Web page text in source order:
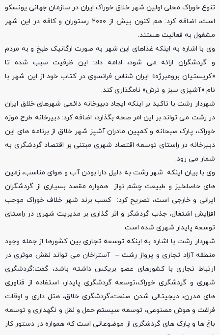
تنوع خوراک محلی اولین شهر خلاق خوراک ایران در سازمان جهانی یونسکو
است، اضافه کرد: هم اکنون بیش از ۲۰۰۰ رستوران و کافه در این شهر
مشغول به فعالیت هستند.
وی با اشاره به اینکه غذاهای این شهر به صورت ارگانیک طبخ و به مردم
و گردشگران ارائه می شود، ادامه داد: این ظرفیت سبب شده تا
«کریستیان برومبرژه» ایران شناس فرانسوی در کتاب خود از این شهر با
نام «آشپزی سبز و ترش» نامگذاری کند.
شهردار رشت با تاکید بر اینکه ایجاد دبیرخانه دائمی شهرهای خلاق ایران
در رشت می تواند بر این امر صحه بگذارد، اضافه کرد: دبیرخانه طرح موزه
خوراک، پارک صبحانه و کمپین مادران آشپز شهر خلاق از برنامه های این
دبیرخانه در راستای توسعه اقتصاد شهری مبتنی بر اقتصاد گردشگری به
شمار می رود.
وی با بیان اینکه شهر رشت به دلیل دارا بودن آب و هوای مناسب، زمین
های حاصلخیز و طبیعت چشم نواز همواره مقصد بسیاری از گردشگران
ایرانی و خارجی است، تصریح کرد: کسب برند شهر خلاف خوراک موجب
افزایش اشتغال، جذب گردشگر‌ و اثر گذاری بر مدیریت شهری در راستای
توسعه پایدار شهری شده است.
شهردار رشت با اشاره به اینکه توسعه تجاری بین کشورها از جمله وجود
منطقه آزاد تجاری و پرواز رشت – آستراخان می تواند نقش موثری در
ارتباط تجاری با کشورهای عضو بریکس داشته باشد، گفت:گردشگری
شهری و گردشگری خوراک،توسعه گردشگری پایدار، استفاده از فناوری
های مدرن، دیجیتالی شدن صنعت،گردشگری خلاق، هتل داری و اوقات
فراغت و هوش مصنوعی، توسعه سیستم حمل و نقل و نگهداری و توسعه
باغ ها و پارک های گردشگری از موضوعاتی است که همواره در دستور کار